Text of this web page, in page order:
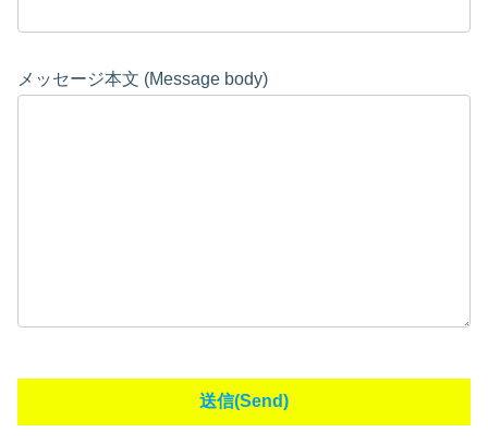
メッセージ本文 (Message body)